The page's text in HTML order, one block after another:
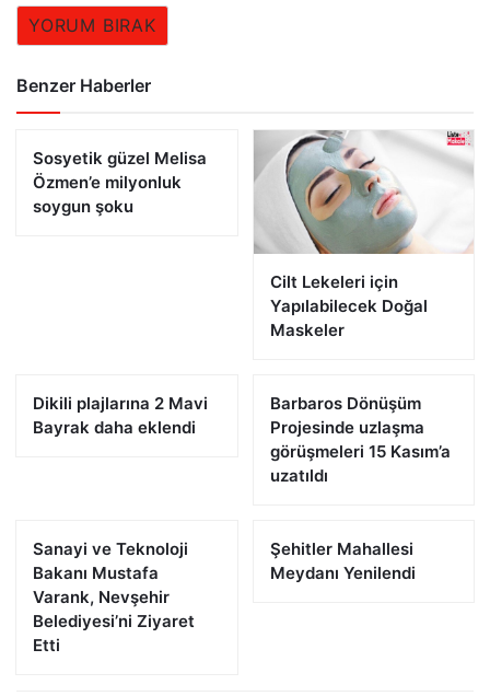
YORUM BIRAK
Benzer Haberler
Sosyetik güzel Melisa
Özmen’e milyonluk
soygun şoku
Cilt Lekeleri için
Yapılabilecek Doğal
Maskeler
Dikili plajlarına 2 Mavi
Bayrak daha eklendi
Barbaros Dönüşüm
Projesinde uzlaşma
görüşmeleri 15 Kasım’a
uzatıldı
Sanayi ve Teknoloji
Bakanı Mustafa
Varank, Nevşehir
Belediyesi’ni Ziyaret
Etti
Şehitler Mahallesi
Meydanı Yenilendi